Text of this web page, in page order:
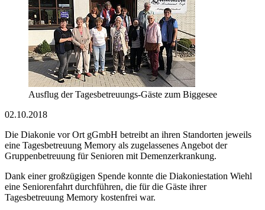
Ausflug der Tagesbetreuungs-Gäste zum Biggesee
02.10.2018
Die Diakonie vor Ort gGmbH betreibt an ihren Standorten jeweils
eine Tagesbetreuung Memory als zugelassenes Angebot der
Gruppenbetreuung für Senioren mit Demenzerkrankung.
Dank einer großzügigen Spende konnte die Diakoniestation Wiehl
eine Seniorenfahrt durchführen, die für die Gäste ihrer
Tagesbetreuung Memory kostenfrei war.